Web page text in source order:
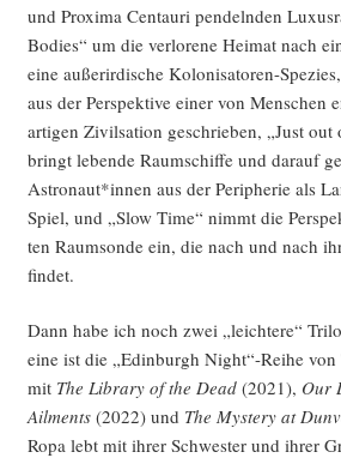
und Pro­xi­ma Cen­tau­ri pen­deln­den
Bodies“ um die ver­lo­re­ne Hei­mat nach
eine außer­ir­di­sche Kolo­ni­sa­to­ren-
aus der Per­spek­ti­ve einer von Men­schen
ar­ti­gen Zivil­sa­ti­on geschrie­ben, „Just out
bringt leben­de Raum­schif­fe und dar­auf
Astronaut*innen aus der Peri­phe­rie als
Spiel, und „Slow Time“ nimmt die
ten Raum­son­de ein, die nach und nach
findet.
Dann habe ich noch zwei „leich­te­re“
eine ist die „Edin­burgh Night“-Reihe
mit The Libra­ry of the Dead(2021), Our
Ailm­ents(2022) und The Mys­tery at
Ropa lebt mit ihrer Schwes­ter und ihrer